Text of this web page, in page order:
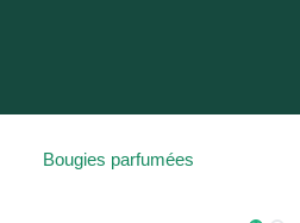
Bougies parfumées